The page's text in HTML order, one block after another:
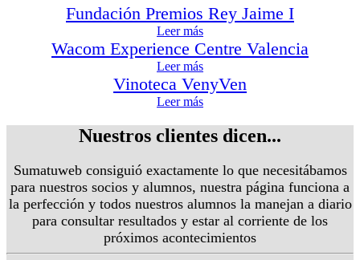
Fundación Premios Rey Jaime I
Leer más
Wacom Experience Centre Valencia
Leer más
Vinoteca VenyVen
Leer más
Nuestros clientes dicen...
Sumatuweb consiguió exactamente lo que necesitábamos
para nuestros socios y alumnos, nuestra página funciona a
la perfección y todos nuestros alumnos la manejan a diario
para consultar resultados y estar al corriente de los
próximos acontecimientos